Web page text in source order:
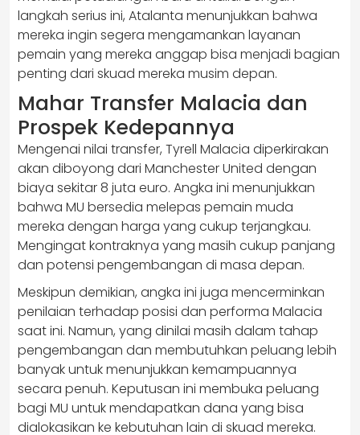
langkah serius ini, Atalanta menunjukkan bahwa
mereka ingin segera mengamankan layanan
pemain yang mereka anggap bisa menjadi bagian
penting dari skuad mereka musim depan.
Mahar Transfer Malacia dan
Prospek Kedepannya
Mengenai nilai transfer, Tyrell Malacia diperkirakan
akan diboyong dari Manchester United dengan
biaya sekitar 8 juta euro. Angka ini menunjukkan
bahwa MU bersedia melepas pemain muda
mereka dengan harga yang cukup terjangkau.
Mengingat kontraknya yang masih cukup panjang
dan potensi pengembangan di masa depan.
Meskipun demikian, angka ini juga mencerminkan
penilaian terhadap posisi dan performa Malacia
saat ini. Namun, yang dinilai masih dalam tahap
pengembangan dan membutuhkan peluang lebih
banyak untuk menunjukkan kemampuannya
secara penuh. Keputusan ini membuka peluang
bagi MU untuk mendapatkan dana yang bisa
dialokasikan ke kebutuhan lain di skuad mereka.